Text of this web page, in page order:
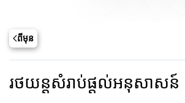
ពីមុន
រថយន្តសំរាប់ផ្តល់អនុសាសន៍